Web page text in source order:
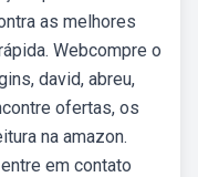
as melhores
Webcompre o
david, abreu,
ofertas, os
na amazon.
em contato